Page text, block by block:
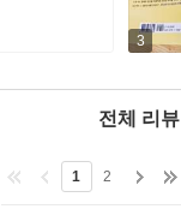
3
전체 리뷰
1 2